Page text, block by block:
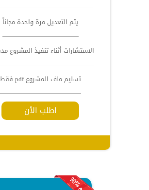
يتم التعديل مرة واحدة مجاناً
الاستشارات أثناء تنفيذ المشروع
تسليم ملف المشروع pdf فقط
اطلب الأن